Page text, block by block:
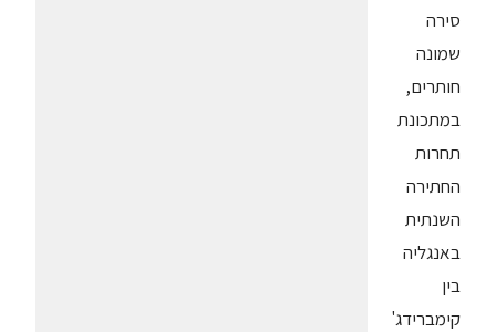
סירה
שמונה
חותרים,
במתכונת
תחרות
החתירה
השנתית
באנגליה
בין
קימברידג'